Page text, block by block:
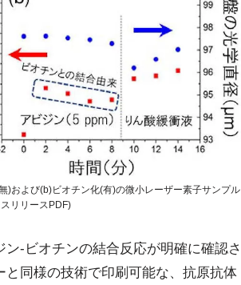
)および(b)ビオチン化(有)の微小レーザー素子サンプル
リリースPDF)
-ビオチンの結合反応が明確に確認さ
同様の技術で印刷可能な、抗原抗体